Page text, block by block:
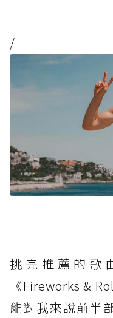
/
挑完推薦的歌
《Fireworks &
能對我來說前半